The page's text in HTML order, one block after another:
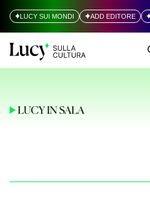
LUCY SUI MONDI ADD EDITORE